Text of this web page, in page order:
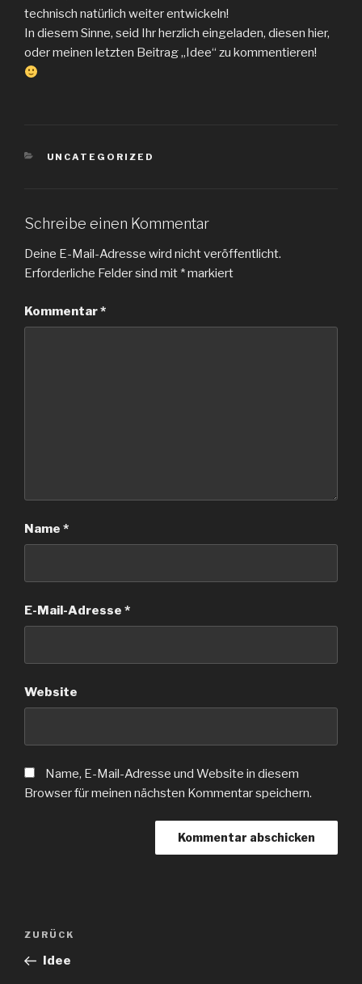
technisch natürlich weiter entwickeln!
In diesem Sinne, seid Ihr herzlich eingeladen, diesen hier,
oder meinen letzten Beitrag „Idee“ zu kommentieren!
KATEGORIEN
UNCATEGORIZED
Schreibe einen Kommentar
Deine E-Mail-Adresse wird nicht veröffentlicht.
Erforderliche Felder sind mit *markiert
Kommentar*
Name *
E-Mail-Adresse *
Website
Name, E-Mail-Adresse und Website in diesem
Browser für meinen nächsten Kommentar speichern.
Beitragsnavigation
Vorheriger
Beitrag
ZURÜCK
Idee